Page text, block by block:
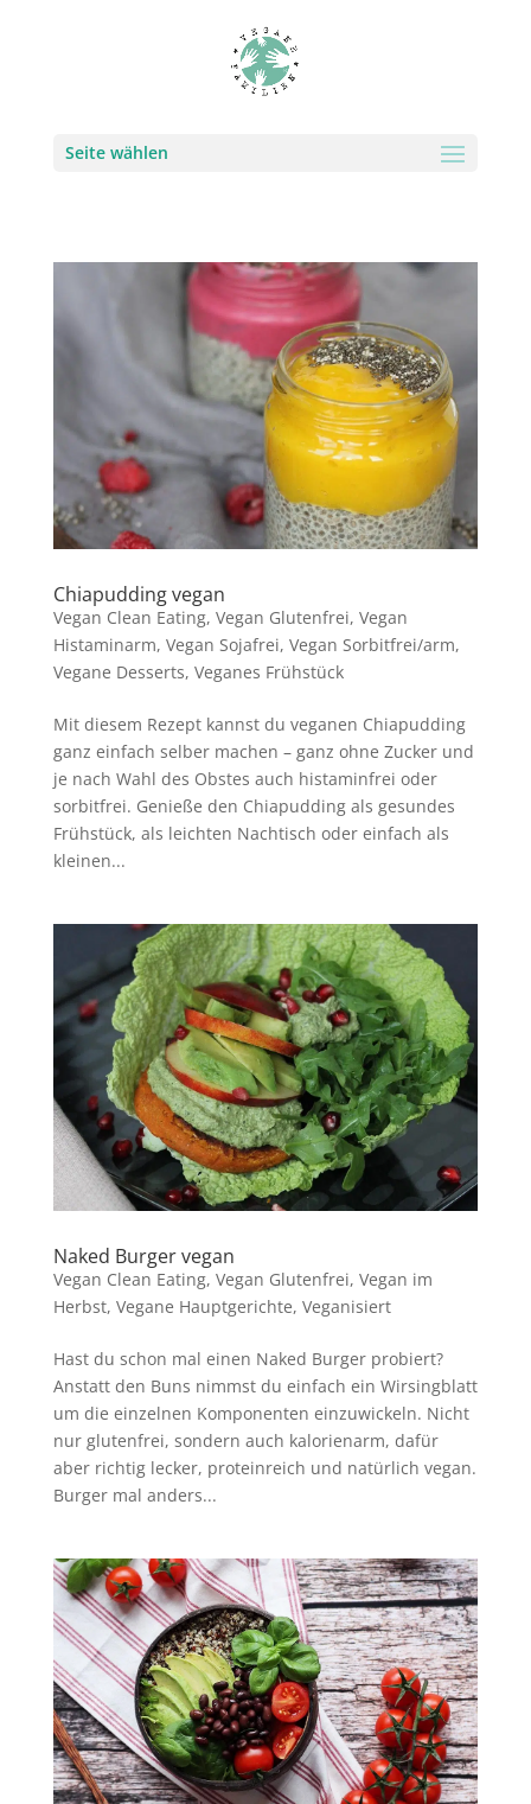
Seite wählen
Chiapudding vegan
Vegan Clean Eating, Vegan Glutenfrei, Vegan
Histaminarm, Vegan Sojafrei, Vegan Sorbitfrei/arm,
Vegane Desserts, Veganes Frühstück
Mit diesem Rezept kannst du veganen Chiapudding
ganz einfach selber machen – ganz ohne Zucker und
je nach Wahl des Obstes auch histaminfrei oder
sorbitfrei. Genieße den Chiapudding als gesundes
Frühstück, als leichten Nachtisch oder einfach als
kleinen...
Naked Burger vegan
Vegan Clean Eating, Vegan Glutenfrei, Vegan im
Herbst, Vegane Hauptgerichte, Veganisiert
Hast du schon mal einen Naked Burger probiert?
Anstatt den Buns nimmst du einfach ein Wirsingblatt
um die einzelnen Komponenten einzuwickeln. Nicht
nur glutenfrei, sondern auch kalorienarm, dafür
aber richtig lecker, proteinreich und natürlich vegan.
Burger mal anders...